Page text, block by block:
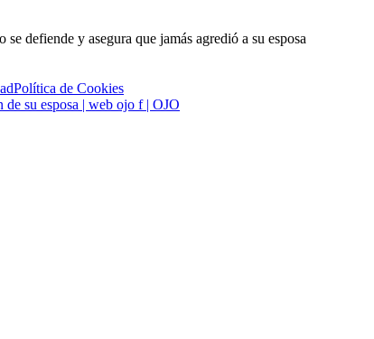
defiende y asegura que jamás agredió a su esposa
Política de Cookies